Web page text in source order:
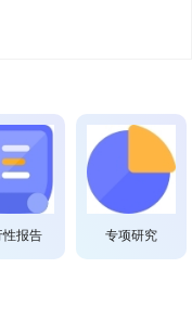
性报告 专项研究